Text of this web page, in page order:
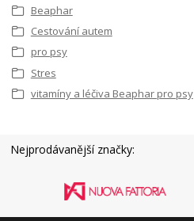
Beaphar
Cestování autem
pro psy
Stres
vitamíny a léčiva Beaphar pro psy
Nejprodávanější značky: